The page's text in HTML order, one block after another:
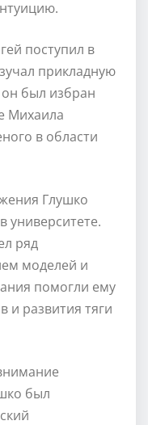
поступил в
прикладную
он был избран
Михаила
в области
Глушко
университете.
ряд
моделей и
помогли ему
и развития тяги
был